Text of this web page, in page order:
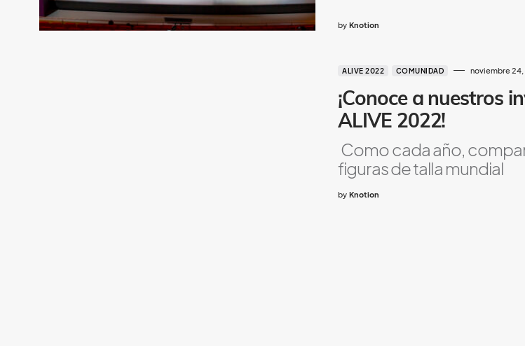
by Knotion
ALIVE 2022 COMUNIDAD noviembre
¡Conoce a nuestros
ALIVE 2022!
Como cada año,
figuras de talla mundial
by Knotion